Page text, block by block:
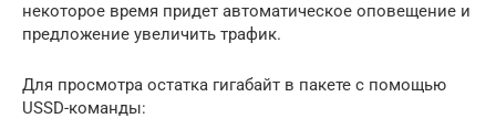
некоторое время придет автоматическое оповещение и
предложение увеличить трафик.
Для просмотра остатка гигабайт в пакете с помощью
USSD-команды: